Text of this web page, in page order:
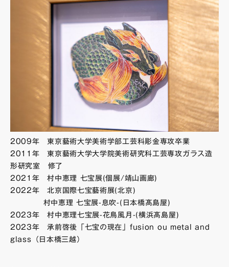
2009年 東京藝術大学美術学部工芸科彫金専攻卒業
2011年 東京藝術大学大学院美術研究科工芸専攻ガラス造
形研究室 修了
2021年 村中恵理 七宝展(個展/靖山画廊)
2022年 北京国際七宝藝術展(北京)
村中恵理 七宝展-息吹-(日本橋髙島屋)
2023年 村中恵理七宝展-花鳥風月-(横浜髙島屋)
2023年 承前啓後「七宝の現在」fusion ou metal and
glass（日本橋三越）